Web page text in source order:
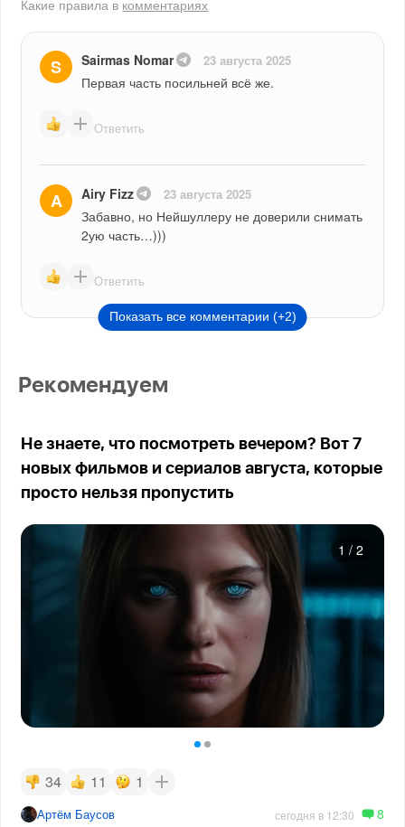
Какие правила в комментариях
S Sairmas Nomar 23 августа 2025
Первая часть посильней всё же.
Ответить
A Airy Fizz 23 августа 2025
Забавно, но Нейшуллеру не доверили снимать
2ую часть…)))
Ответить
Показать все комментарии (+2)
Рекомендуем
Не знаете, что посмотреть вечером? Вот 7
новых фильмов и сериалов августа, которые
просто нельзя пропустить
1 / 2
34 11 1
Артём Баусов сегодня в 12:30 8